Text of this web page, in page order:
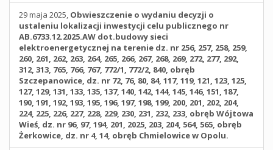
29 maja 2025, Obwieszczenie o wydaniu decyzji o
ustaleniu lokalizacji inwestycji celu publicznego nr
AB.6733.12.2025.AW dot.budowy sieci
elektroenergetycznej na terenie dz. nr 256, 257, 258, 259,
260, 261, 262, 263, 264, 265, 266, 267, 268, 269, 272, 277, 292,
312, 313, 765, 766, 767, 772/1, 772/2, 840, obręb
Szczepanowice, dz. nr 72, 76, 80, 84, 117, 119, 121, 123, 125,
127, 129, 131, 133, 135, 137, 140, 142, 144, 145, 146, 151, 187,
190, 191, 192, 193, 195, 196, 197, 198, 199, 200, 201, 202, 204,
224, 225, 226, 227, 228, 229, 230, 231, 232, 233, obręb Wójtowa
Wieś, dz. nr 96, 97, 194, 201, 2025, 203, 204, 564, 565, obręb
Żerkowice, dz. nr 4, 14, obręb Chmielowice w Opolu.